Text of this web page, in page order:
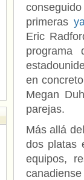
primeras
Eric
en
Megan
parejas.
Más allá
dos platas
equipos,